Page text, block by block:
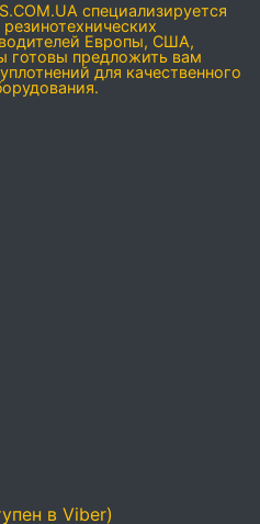
специализируется
Европы, США,
готовы предложить вам
для качественного
в Viber)